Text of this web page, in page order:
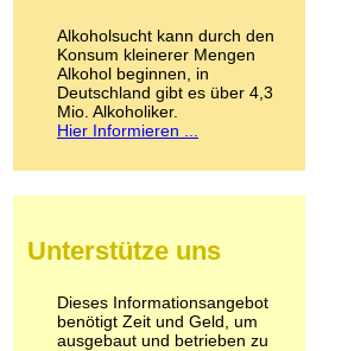
LSD
Marihuana
Medikamente
Meskalin
Metamphetamin
Methadon
Pilze
Psychopharmaka
Schlafmittel
Schmerzmittel
Alkoholsucht kann durch den
Konsum kleinerer Mengen
Alkohol beginnen, in
Deutschland gibt es über 4,3
Mio. Alkoholiker.
Hier Informieren ...
Unterstütze uns
Dieses Informationsangebot
benötigt Zeit und Geld, um
ausgebaut und betrieben zu